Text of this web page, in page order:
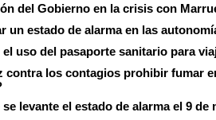
del Gobierno en la crisis con
un estado de alarma en las
uso del pasaporte sanitario para
contra los contagios prohibir fumar
levante el estado de alarma el 9 de